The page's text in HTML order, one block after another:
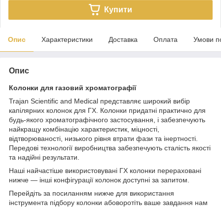
Купити
Опис Характеристики Доставка Оплата Умови
Опис
Колонки для газовий хроматографії
Trajan Scientific and Medical представляє широкий вибір
капілярних колонок для ГХ. Колонки придатні практично для
будь-якого хроматографічного застосування, і забезпечують
найкращу комбінацію характеристик, міцності,
відтворюваності, низького рівня втрати фази та інертності.
Передові технології виробництва забезпечують сталість якості
та надійні результати.
Наші найчастіше використовувані ГХ колонки перераховані
нижче — інші конфігурації колонок доступні за запитом.
Перейдіть за посиланням нижче для використання
інструмента підбору колонки абоворотіть ваше завдання нам